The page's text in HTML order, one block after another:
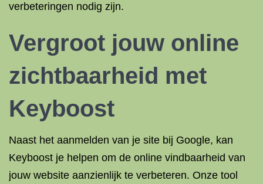
verbeteringen nodig zijn.
Vergroot jouw online
zichtbaarheid met
Keyboost
Naast het aanmelden van je site bij Google, kan
Keyboost je helpen om de online vindbaarheid van
jouw website aanzienlijk te verbeteren. Onze tool